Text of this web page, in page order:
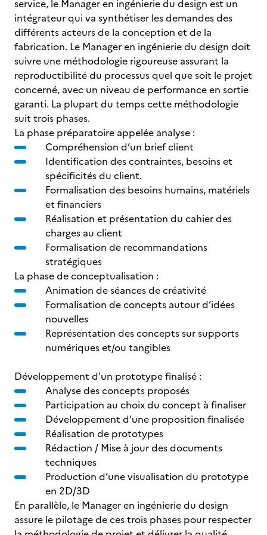
service, le Manager en ingénierie du design est un
intégrateur qui va synthétiser les demandes des
différents acteurs de la conception et de la
fabrication. Le Manager en ingénierie du design doit
suivre une méthodologie rigoureuse assurant la
reproductibilité du processus quel que soit le projet
concerné, avec un niveau de performance en sortie
garanti. La plupart du temps cette méthodologie
suit trois phases.
La phase préparatoire appelée analyse :
Compréhension d’un brief client
Identification des contraintes, besoins et
spécificités du client.
Formalisation des besoins humains, matériels
et financiers
Réalisation et présentation du cahier des
charges au client
Formalisation de recommandations
stratégiques
La phase de conceptualisation :
Animation de séances de créativité
Formalisation de concepts autour d’idées
nouvelles
Représentation des concepts sur supports
numériques et/ou tangibles
Développement d'un prototype finalisé :
Analyse des concepts proposés
Participation au choix du concept à finaliser
Développement d’une proposition finalisée
Réalisation de prototypes
Rédaction / Mise à jour des documents
techniques
Production d’une visualisation du prototype
en 2D/3D
En parallèle, le Manager en ingénierie du design
assure le pilotage de ces trois phases pour respecter